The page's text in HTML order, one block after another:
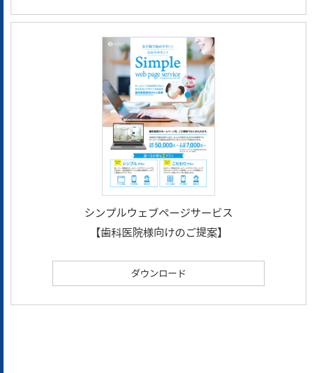
シンプルウェブページサービス
【歯科医院様向けのご提案】
ダウンロード